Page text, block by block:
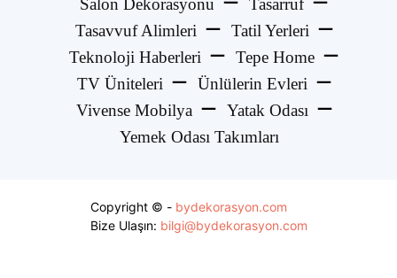
Salon Dekorasyonu
Tasarruf
Tasavvuf Alimleri
Tatil Yerleri
Teknoloji Haberleri
Tepe Home
TV Üniteleri
Ünlülerin Evleri
Vivense Mobilya
Yatak Odası
Yemek Odası Takımları
Copyright © - bydekorasyon.com
Bize Ulaşın: bilgi@bydekorasyon.com